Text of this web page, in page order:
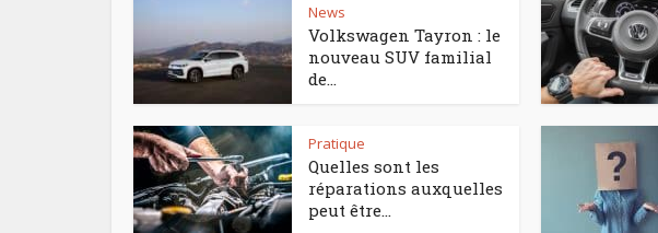
News
Volkswagen Tayron : le
nouveau SUV familial
de...
Pratique
Quelles sont les
réparations auxquelles
peut être...